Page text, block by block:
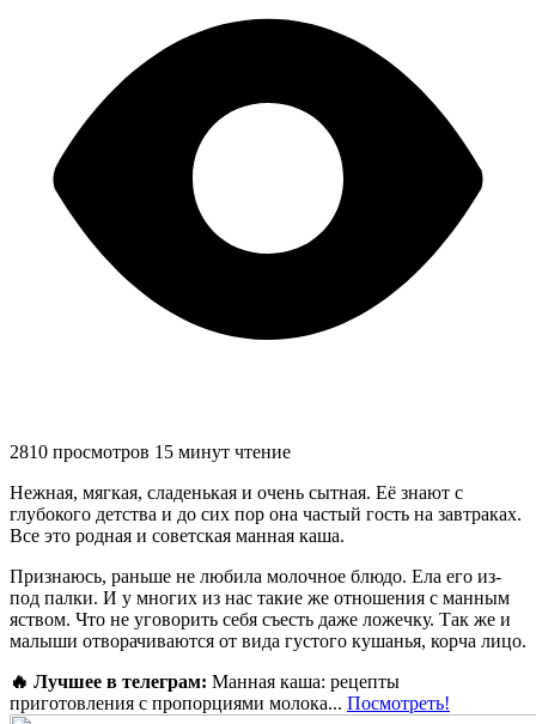
2810 просмотров 15 минут чтение
Нежная, мягкая, сладенькая и очень сытная. Её знают с
глубокого детства и до сих пор она частый гость на завтраках.
Все это родная и советская манная каша.
Признаюсь, раньше не любила молочное блюдо. Ела его из-
под палки. И у многих из нас такие же отношения с манным
яством. Что не уговорить себя съесть даже ложечку. Так же и
малыши отворачиваются от вида густого кушанья, корча лицо.
🔥 Лучшее в телеграм: Манная каша: рецепты
приготовления с пропорциями молока... Посмотреть!